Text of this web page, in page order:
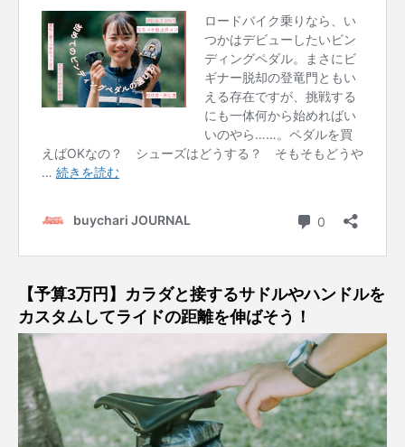
【予算3万円】カラダと接するサドルやハンドルを
カスタムしてライドの距離を伸ばそう！